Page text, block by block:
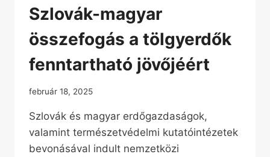
Szlovák-magyar
összefogás a tölgyerdők
fenntartható jövőjéért
február 18, 2025
Szlovák és magyar erdőgazdaságok,
valamint természetvédelmi kutatóintézetek
bevonásával indult nemzetközi